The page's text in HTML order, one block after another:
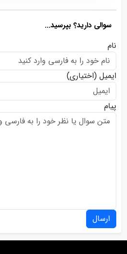
سوالی دارید؟ بپرسید...
نام
ایمیل (اختیاری)
پیام
ارسال